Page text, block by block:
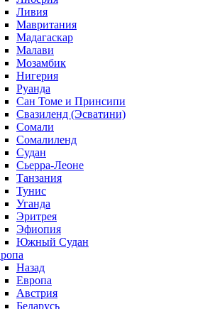
Ливия
Мавритания
Мадагаскар
Малави
Мозамбик
Нигерия
Руанда
Сан Томе и Принсипи
Свазиленд (Эсватини)
Сомали
Сомалиленд
Судан
Сьерра-Леоне
Танзания
Тунис
Уганда
Эритрея
Эфиопия
Южный Судан
Назад
Европа
Австрия
Беларусь